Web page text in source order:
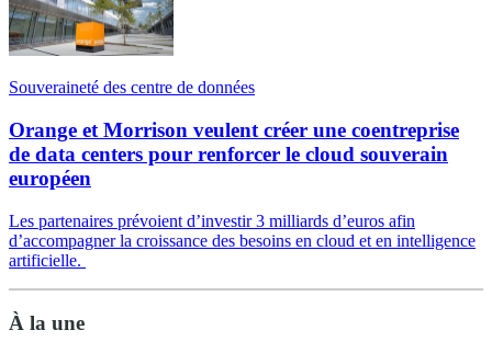
Souveraineté des centre de données
Orange et Morrison veulent créer une coentreprise
de data centers pour renforcer le cloud souverain
européen
Les partenaires prévoient d’investir 3 milliards d’euros afin
d’accompagner la croissance des besoins en cloud et en intelligence
artificielle.
À la une